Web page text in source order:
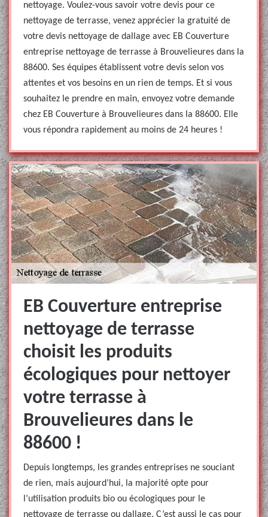
nettoyage. Voulez-vous savoir votre devis pour ce
nettoyage de terrasse, venez apprécier la gratuité de
votre devis nettoyage de dallage avec EB Couverture
entreprise nettoyage de terrasse à Brouvelieures dans la
88600. Ses équipes établissent votre devis selon vos
attentes et vos besoins en un rien de temps. Et si vous
souhaitez le prendre en main, envoyez votre demande
chez EB Couverture à Brouvelieures dans la 88600. Elle
vous répondra rapidement au moins de 24 heures !
EB Couverture entreprise
nettoyage de terrasse
choisit les produits
écologiques pour nettoyer
votre terrasse à
Brouvelieures dans le
88600 !
Depuis longtemps, les grandes entreprises ne souciant
de rien, mais aujourd’hui, la majorité opte pour
l’utilisation produits bio ou écologiques pour le
nettoyage de terrasse ou dallage. C’est aussi le cas pour